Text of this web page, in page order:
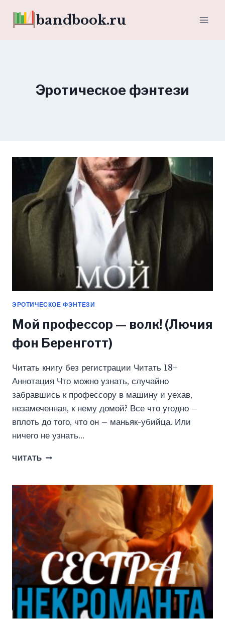
bandbook.ru
Эротическое фэнтези
ЭРОТИЧЕСКОЕ ФЭНТЕЗИ
Мой профессор — волк! (Лючия
фон Беренготт)
Читать книгу без регистрации Читать 18+
Аннотация Что можно узнать, случайно
забравшись к профессору в машину и уехав,
незамеченная, к нему домой? Все что угодно –
вплоть до того, что он – маньяк-убийца. Или
ничего не узнать…
ЧИТАТЬ МОЙ
ВОЛК!
(ЛЮЧИЯ
ФОН
БЕРЕНГОТТ)